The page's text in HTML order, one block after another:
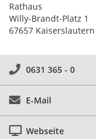
Rathaus
Willy-Brandt-Platz 1
67657 Kaiserslautern
0631 365 - 0
E-Mail
Webseite